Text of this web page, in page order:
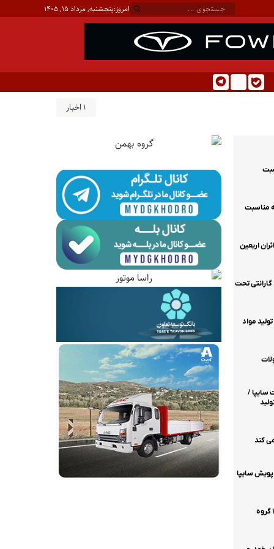
امروز:پنجشنبه, مرداد ۱۵, ۱۴۰۵
1 اخبار
مناسبت
اربعین
تحت
تولید مواد
سایپا /
کند
پویش سایپا
آغاز اجرای طرح خدمات و امداد اربعین ۱۴۰۵ گروه